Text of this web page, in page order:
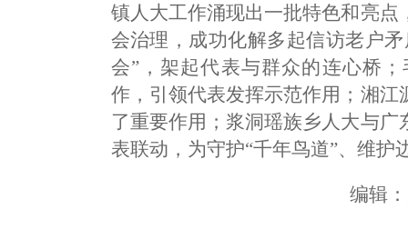
镇人大工作涌现出一批特色和亮
会治理，成功化解多起信访老户
会”，架起代表与群众的连心桥
作，引领代表发挥示范作用；湘
了重要作用；浆洞瑶族乡人大与
表联动，为守护“千年鸟道”、维护
编辑